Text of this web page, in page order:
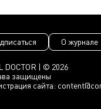
DOCTOR | © 2026
защищены
сайта:
О журнале